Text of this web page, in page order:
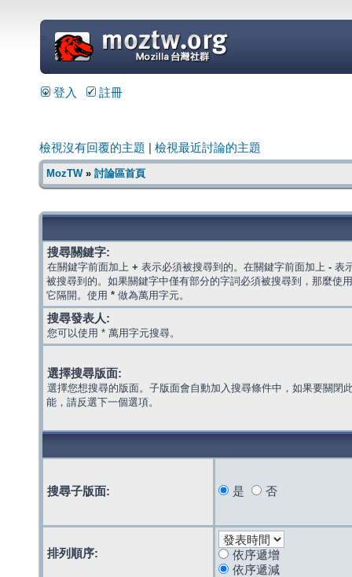
=
登入 註冊
檢視沒有回覆的主題 檢視最近討論的主題
MozTW» 討論區首頁
搜尋關鍵字:
在關鍵字前面加上 + 表示必須被搜尋到的。在關鍵字前面加上 - 表
被搜尋到的。如果關鍵字中僅有部分的字詞必須被搜尋到，那麼使
它隔開。使用 * 做為萬用字元。
搜尋發表人:
您可以使用 * 萬用字元搜尋。
選擇搜尋版面:
選擇您想搜尋的版面。子版面會自動加入搜尋條件中，如果要關閉
能，請反選下一個選項。
搜尋子版面: 是 否
排列順序:
依序遞增
依序遞減